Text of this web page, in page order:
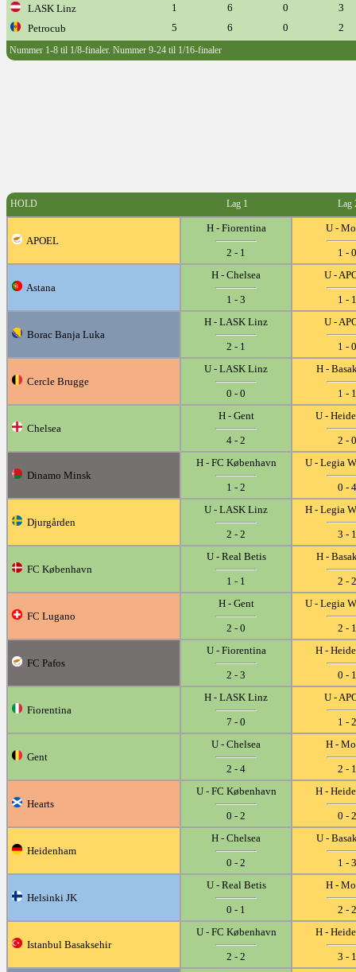
LASK Linz
1 6 0
3
Petrocub
5 6 0 2
Nummer 1-8 til 1/8-finaler. Nummer 9-24 til 1/16-finaler
HOLD Lag 1 Lag
APOEL
H - Fiorentina
2 - 1
U -
1 - 0
Astana
H - Chelsea
1 - 3
U -
1 - 1
Borac Banja Luka
H - LASK Linz
2 - 1
U -
1 - 0
Cercle Brugge
U - LASK Linz
0 - 0
H -
1 - 1
Chelsea
H - Gent
4 - 2
U -
2 - 0
Dinamo Minsk
H - FC København
1 - 2
U - Legia
0 - 4
Djurgården
U - LASK Linz
2 - 2
H - Legia
3 - 1
FC København
U - Real Betis
1 - 1
H -
2 - 2
FC Lugano
H - Gent
2 - 0
U - Legia
2 - 1
FC Pafos
U - Fiorentina
2 - 3
H -
0 - 1
Fiorentina
H - LASK Linz
7 - 0
U -
1 - 2
Gent
U - Chelsea
2 - 4
H -
2 - 1
Hearts
U - FC København
0 - 2
H -
0 - 2
Heidenham
H - Chelsea
0 - 2
U -
1 - 3
Helsinki JK
U - Real Betis
0 - 1
H -
2 - 2
Istanbul Basaksehir
U - FC København
2 - 2
H -
3 - 1